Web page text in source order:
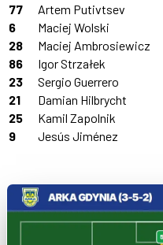
77
Artem Putivtsev
6
Maciej Wolski
28
Maciej Ambrosiewicz
86
Igor Strzałek
23
Sergio Guerrero
21
Damian Hilbrycht
25
Kamil Zapolnik
9
Jesús Jiménez